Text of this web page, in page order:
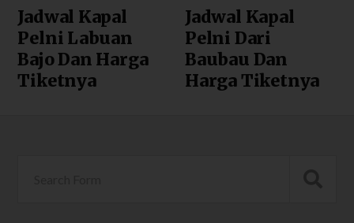
Jadwal Kapal
Pelni Labuan
Bajo Dan Harga
Tiketnya
Jadwal Kapal
Pelni Dari
Baubau Dan
Harga Tiketnya